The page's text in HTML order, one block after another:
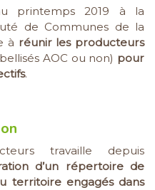
printemps 2019 à la
de Communes de la
à réunir les producteurs
AOC ou non) pour
.
travaille depuis
d’un répertoire de
territoire engagés dans